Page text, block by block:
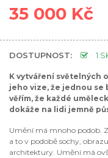
35 000 Kč
DOSTUPNOST: 1
K vytváření světelných
jeho vize, že jednou se
věřím, že každé
dokáže na lidi jemně
Umění má mnoho podob.
a to v podobě sochy,
architektury. Umění má